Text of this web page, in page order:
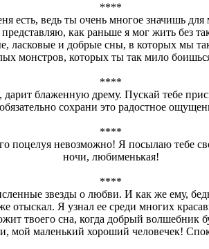
****
ведь ты очень многое значишь
как раньше я мог жить без
и добрые сны, в которых мы
монстров, которых ты так мило
****
блаженную дрему. Пускай тебе
сохрани это радостное
****
поцелуя невозможно! Я посылаю тебе
ночи, любименькая!
****
звезды о любви. И как же ему,
отыскал. Я узнал ее среди многих
твоего сна, когда добрый волшебник
мой маленький хороший человечек!